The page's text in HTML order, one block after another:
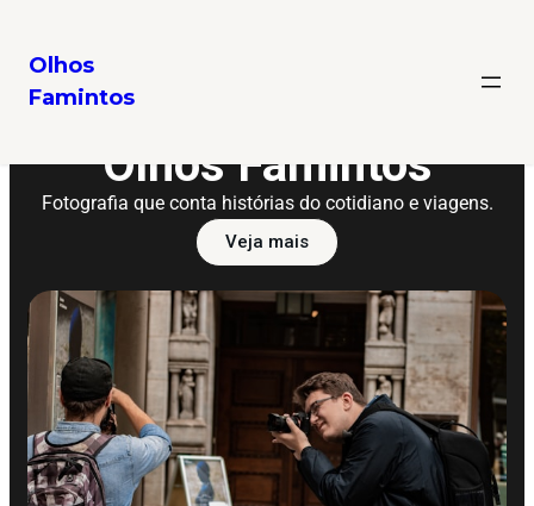
Olhos
Famintos
Olhos Famintos
Fotografia que conta histórias do cotidiano e viagens.
Veja mais